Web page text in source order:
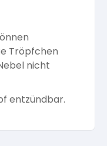
Tröpfchen
nicht
entzündbar.